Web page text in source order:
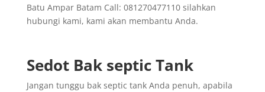
Batu Ampar Batam Call: 081270477110 silahkan
hubungi kami, kami akan membantu Anda.
Sedot Bak septic Tank
Jangan tunggu bak septic tank Anda penuh, apabila